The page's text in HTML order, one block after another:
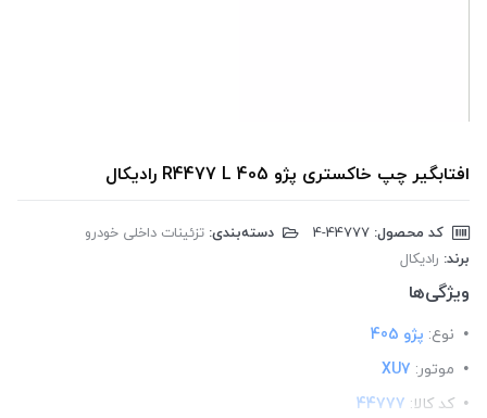
افتابگیر چپ خاکستری پژو 405 R4477 L رادیکال
کد محصول: دسته‌بندی: تزئینات داخلی خودرو
برند: رادیکال
ویژگی‌ها
نوع: پژو 405
موتور: XU7
کد کالا: 44777